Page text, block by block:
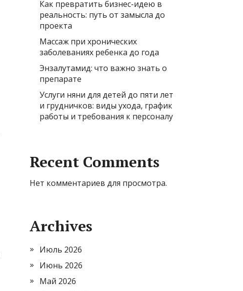
Как превратить бизнес-идею в
реальность: путь от замысла до
проекта
Массаж при хронических
заболеваниях ребенка до года
Энзалутамид: что важно знать о
препарате
Услуги няни для детей до пяти лет
и грудничков: виды ухода, график
работы и требования к персоналу
Recent Comments
Нет комментариев для просмотра.
Archives
Июль 2026
Июнь 2026
Май 2026